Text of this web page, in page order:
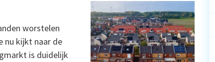
worstelen
nu kijkt naar de
is duidelijk